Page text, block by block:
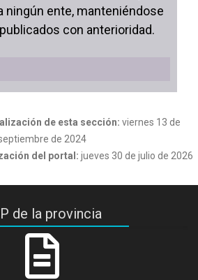
ningún ente, manteniéndose
con anterioridad.
de esta sección: viernes 13 de
de 2024
del portal: jueves 30 de julio de 2026
de la provincia